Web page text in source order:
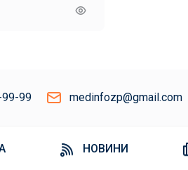
99-99 medinfozp@gmail.com
НОВИНИ